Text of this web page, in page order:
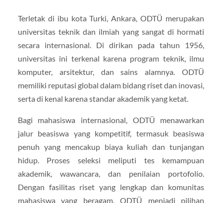
Terletak di ibu kota Turki, Ankara, ODTÜ merupakan
universitas teknik dan ilmiah yang sangat di hormati
secara internasional. Di dirikan pada tahun 1956,
universitas ini terkenal karena program teknik, ilmu
komputer, arsitektur, dan sains alamnya. ODTÜ
memiliki reputasi global dalam bidang riset dan inovasi,
serta di kenal karena standar akademik yang ketat.
Bagi mahasiswa internasional, ODTÜ menawarkan
jalur beasiswa yang kompetitif, termasuk beasiswa
penuh yang mencakup biaya kuliah dan tunjangan
hidup. Proses seleksi meliputi tes kemampuan
akademik, wawancara, dan penilaian portofolio.
Dengan fasilitas riset yang lengkap dan komunitas
mahasiswa yang beragam, ODTÜ menjadi pilihan